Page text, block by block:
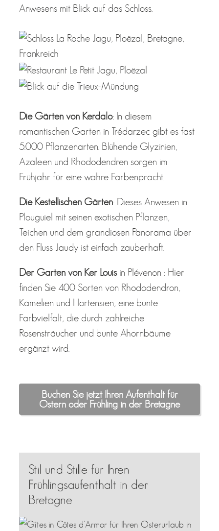
Anwesens mit Blick auf das Schloss.
Die Gärten von Kerdalo: In diesem
romantischen Garten in Trédarzec gibt es fast
5.000 Pflanzenarten. Blühende Glyzinien,
Azaleen und Rhododendren sorgen im
Frühjahr für eine wahre Farbenpracht.
Die Kestellischen Gärten: Dieses Anwesen in
Plouguiel mit seinen exotischen Pflanzen,
Teichen und dem grandiosen Panorama über
den Fluss Jaudy ist einfach zauberhaft.
Der Garten von Ker Louisin Plévenon : Hier
finden Sie 400 Sorten von Rhododendron,
Kamelien und Hortensien, eine bunte
Farbvielfalt, die durch zahlreiche
Rosensträucher und bunte Ahornbäume
ergänzt wird.
Buchen Sie jetzt Ihren Aufenthalt für
Ostern oder Frühling in der Bretagne
Stil und Stille für Ihren
Frühlingsaufenthalt in der
Bretagne